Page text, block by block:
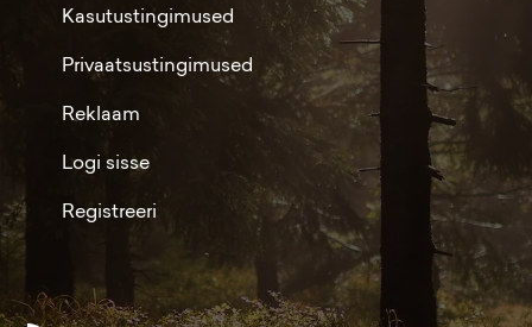
Kasutustingimused
Privaatsustingimused
Reklaam
Logi sisse
Registreeri